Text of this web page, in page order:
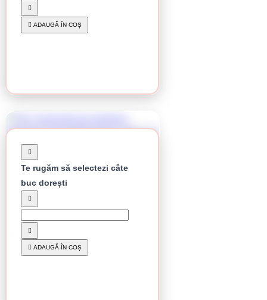
Disc de debitare Klingspor, A 24 Extra, 230 x 3
x 22,23 mm
9.65 lei / buc
ADAUGĂ ÎN COȘ
Disc diamantat de debitare Klingspor, DT 350
B Extra, 125 x 2.4 x 22,23 mm
51.54 lei / buc
Te rugăm să selectezi câte
buc dorești
ADAUGĂ ÎN COȘ